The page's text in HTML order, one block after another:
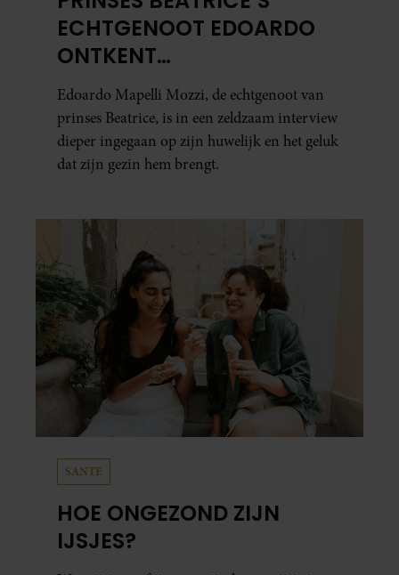
ECHTGENOOT EDOARDO
ONTKENT
HUWELIJKSPROBLEMEN
Edoardo Mapelli Mozzi, de echtgenoot van
prinses Beatrice, is in een zeldzaam interview
dieper ingegaan op zijn huwelijk en het geluk
dat zijn gezin hem brengt.
SANTE
HOE ONGEZOND ZIJN
IJSJES?